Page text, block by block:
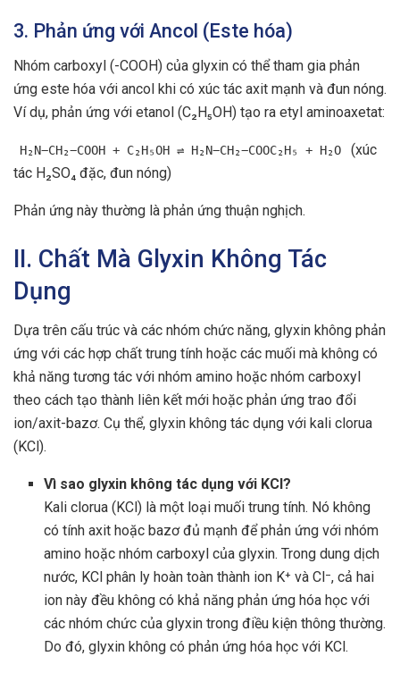
3. Phản ứng với Ancol (Este hóa)
Nhóm carboxyl (-COOH) của glyxin có thể tham gia phản
ứng este hóa với ancol khi có xúc tác axit mạnh và đun nóng.
Ví dụ, phản ứng với etanol (C₂H₅OH) tạo ra etyl aminoaxetat:
H₂N−CH₂−COOH + C₂H₅OH ⇌ H₂N−CH₂−COOC₂H₅ + H₂O
(xúc
tác H₂SO₄ đặc, đun nóng)
Phản ứng này thường là phản ứng thuận nghịch.
II. Chất Mà Glyxin Không Tác
Dụng
Dựa trên cấu trúc và các nhóm chức năng, glyxin không phản
ứng với các hợp chất trung tính hoặc các muối mà không có
khả năng tương tác với nhóm amino hoặc nhóm carboxyl
theo cách tạo thành liên kết mới hoặc phản ứng trao đổi
ion/axit-bazơ. Cụ thể, glyxin không tác dụng với kali clorua
(KCl).
Vì sao glyxin không tác dụng với KCl?
Kali clorua (KCl) là một loại muối trung tính. Nó không
có tính axit hoặc bazơ đủ mạnh để phản ứng với nhóm
amino hoặc nhóm carboxyl của glyxin. Trong dung dịch
nước, KCl phân ly hoàn toàn thành ion K⁺ và Cl⁻, cả hai
ion này đều không có khả năng phản ứng hóa học với
các nhóm chức của glyxin trong điều kiện thông thường.
Do đó, glyxin không có phản ứng hóa học với KCl.